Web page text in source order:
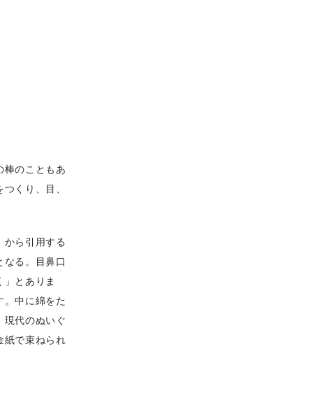
棒のこともあ
くり、目、
ら引用する
る。目鼻口
とありま
中に綿をた
現代のぬいぐ
紙で束ねられ